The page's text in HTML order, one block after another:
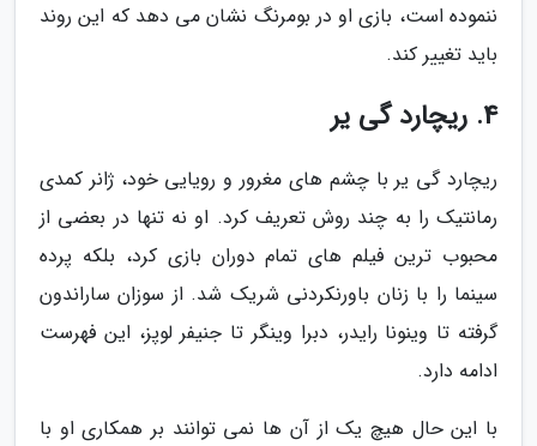
ننموده است، بازی او در بومرنگ نشان می دهد که این روند
باید تغییر کند.
4. ریچارد گی یر
ریچارد گی یر با چشم های مغرور و رویایی خود، ژانر کمدی
رمانتیک را به چند روش تعریف کرد. او نه تنها در بعضی از
محبوب ترین فیلم های تمام دوران بازی کرد، بلکه پرده
سینما را با زنان باورنکردنی شریک شد. از سوزان ساراندون
گرفته تا وینونا رایدر، دبرا وینگر تا جنیفر لوپز، این فهرست
ادامه دارد.
با این حال هیچ یک از آن ها نمی توانند بر همکاری او با